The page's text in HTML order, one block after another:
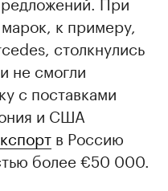
к примеру,
столкнулись
не смогли
с поставками
и США
в Россию
более €50 000.